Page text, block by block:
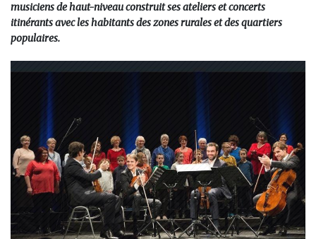
musiciens de haut-niveau construit ses ateliers et concerts
itinérants avec les habitants des zones rurales et des quartiers
populaires.